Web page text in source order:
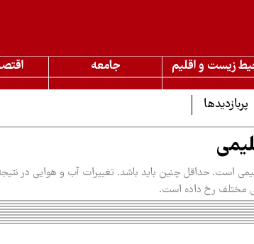
زیست و اقلیم جامعه
پربازدیدها
است. حداقل چنین باید باشد. تغییرات آب و هوایی در
مختلف رخ داده است.